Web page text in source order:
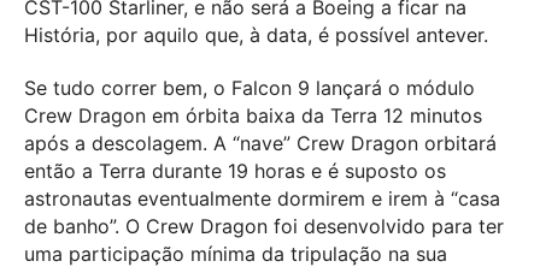
CST-100 Starliner, e não será a Boeing a ficar na
História, por aquilo que, à data, é possível antever.
Se tudo correr bem, o Falcon 9 lançará o módulo
Crew Dragon em órbita baixa da Terra 12 minutos
após a descolagem. A “nave” Crew Dragon orbitará
então a Terra durante 19 horas e é suposto os
astronautas eventualmente dormirem e irem à “casa
de banho”. O Crew Dragon foi desenvolvido para ter
uma participação mínima da tripulação na sua